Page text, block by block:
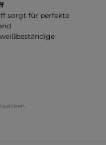
sorgt für perfekte